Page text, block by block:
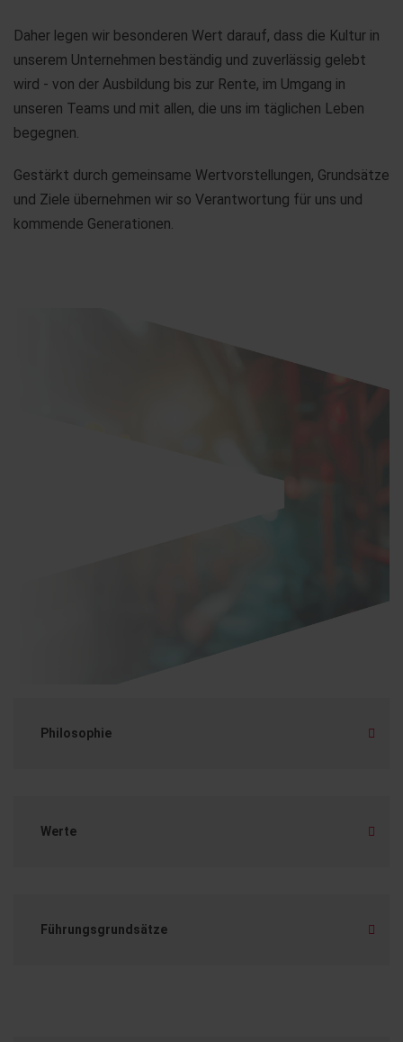
Daher legen wir besonderen Wert darauf, dass die Kultur in
unserem Unternehmen beständig und zuverlässig gelebt
wird - von der Ausbildung bis zur Rente, im Umgang in
unseren Teams und mit allen, die uns im täglichen Leben
begegnen.
Gestärkt durch gemeinsame Wertvorstellungen, Grundsätze
und Ziele übernehmen wir so Verantwortung für uns und
kommende Generationen.
Philosophie
Werte
Führungsgrundsätze